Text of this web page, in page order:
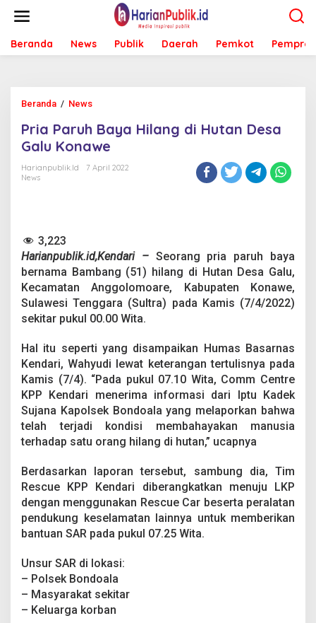
t
Beranda News Publik Daerah Pemkot Pemprov
Beranda / News
a
P
a
a
H
i
l
a
n
d
H
u
a
e
a
G
a
l
u
K
n
a
e
Pria Paruh Baya Hilang di Hutan Desa
Galu Konawe
Harianpublik.id
7 April 2022
News
3,223
Harianpublik.id,Kendari – Seorang pria paruh baya
bernama Bambang (51) hilang di Hutan Desa Galu,
Kecamatan Anggolomoare, Kabupaten Konawe,
Sulawesi Tenggara (Sultra) pada Kamis (7/4/2022)
sekitar pukul 00.00 Wita.
Hal itu seperti yang disampaikan Humas Basarnas
Kendari, Wahyudi lewat keterangan tertulisnya pada
Kamis (7/4). “Pada pukul 07.10 Wita, Comm Centre
KPP Kendari menerima informasi dari Iptu Kadek
Sujana Kapolsek Bondoala yang melaporkan bahwa
telah terjadi kondisi membahayakan manusia
terhadap satu orang hilang di hutan,” ucapnya
Berdasarkan laporan tersebut, sambung dia, Tim
Rescue KPP Kendari diberangkatkan menuju LKP
dengan menggunakan Rescue Car beserta peralatan
pendukung keselamatan lainnya untuk memberikan
bantuan SAR pada pukul 07.25 Wita.
Unsur SAR di lokasi:
– Polsek Bondoala
– Masyarakat sekitar
– Keluarga korban